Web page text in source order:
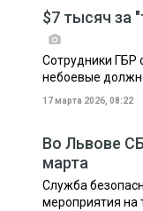
$7 тысяч за
Сотрудники ГБР
небоевые
17 марта 2026, 08:22
Во Львове
марта
Служба
мероприятия на